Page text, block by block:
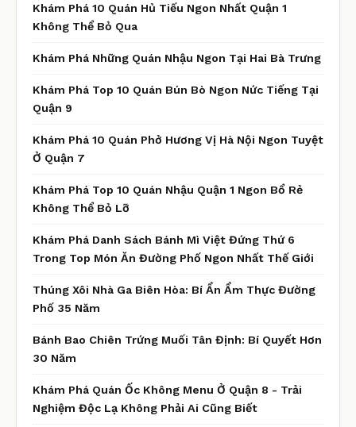
Khám Phá 10 Quán Hủ Tiếu Ngon Nhất Quận 1
Không Thể Bỏ Qua
Khám Phá Những Quán Nhậu Ngon Tại Hai Bà Trưng
Khám Phá Top 10 Quán Bún Bò Ngon Nức Tiếng Tại
Quận 9
Khám Phá 10 Quán Phở Hương Vị Hà Nội Ngon Tuyệt
Ở Quận 7
Khám Phá Top 10 Quán Nhậu Quận 1 Ngon Bổ Rẻ
Không Thể Bỏ Lỡ
Khám Phá Danh Sách Bánh Mì Việt Đứng Thứ 6
Trong Top Món Ăn Đường Phố Ngon Nhất Thế Giới
Thúng Xôi Nhà Ga Biên Hòa: Bí Ẩn Ẩm Thực Đường
Phố 35 Năm
Bánh Bao Chiên Trứng Muối Tân Định: Bí Quyết Hơn
30 Năm
Khám Phá Quán Ốc Không Menu Ở Quận 8 - Trải
Nghiệm Độc Lạ Không Phải Ai Cũng Biết